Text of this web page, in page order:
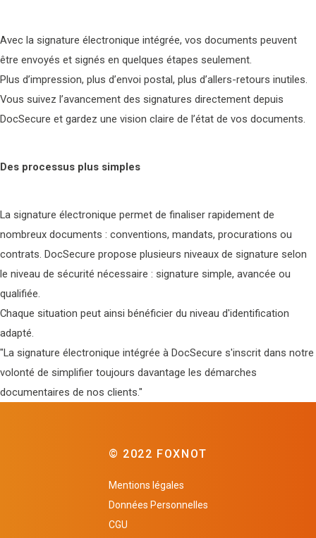
Avec la signature électronique intégrée, vos documents peuvent
être envoyés et signés en quelques étapes seulement.
Plus d’impression, plus d’envoi postal, plus d’allers-retours inutiles.
Vous suivez l’avancement des signatures directement depuis
DocSecure et gardez une vision claire de l’état de vos documents.
Des processus plus simples
La signature électronique permet de finaliser rapidement de
nombreux documents : conventions, mandats, procurations ou
contrats. DocSecure propose plusieurs niveaux de signature selon
le niveau de sécurité nécessaire : signature simple, avancée ou
qualifiée.
Chaque situation peut ainsi bénéficier du niveau d'identification
adapté.
"La signature électronique intégrée à DocSecure s'inscrit dans notre
volonté de simplifier toujours davantage les démarches
documentaires de nos clients."
© 2022 FOXNOT
Mentions légales
Données Personnelles
CGU